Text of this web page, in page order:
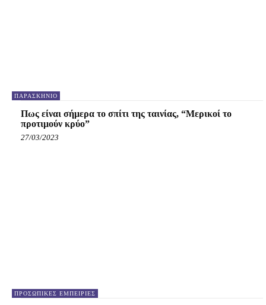
ΠΑΡΑΣΚΉΝΙΟ
Πως είναι σήμερα το σπίτι της ταινίας, “Μερικοί το
προτιμούν κρύο”
27/03/2023
ΠΡΟΣΩΠΙΚΈΣ ΕΜΠΕΙΡΊΕΣ